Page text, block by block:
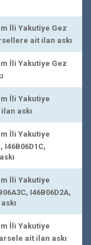
İli Yakutiye Gez
ait ilan askı
İli Yakutiye Gez
İli Yakutiye
askı
İli Yakutiye
I46B06D1C,
İli Yakutiye
I46B06D2A,
İli Yakutiye
ait ilan askı